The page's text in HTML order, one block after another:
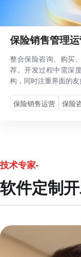
保险销售管理
整合保险咨询、购买
荐。开发过程中需深
构，同时注重界面的
保险销售运营 保险
技术专家-
软件定制